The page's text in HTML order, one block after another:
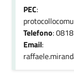
PEC:
Telefono:
Email: